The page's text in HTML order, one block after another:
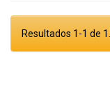
Resultados 1-1 de 1.